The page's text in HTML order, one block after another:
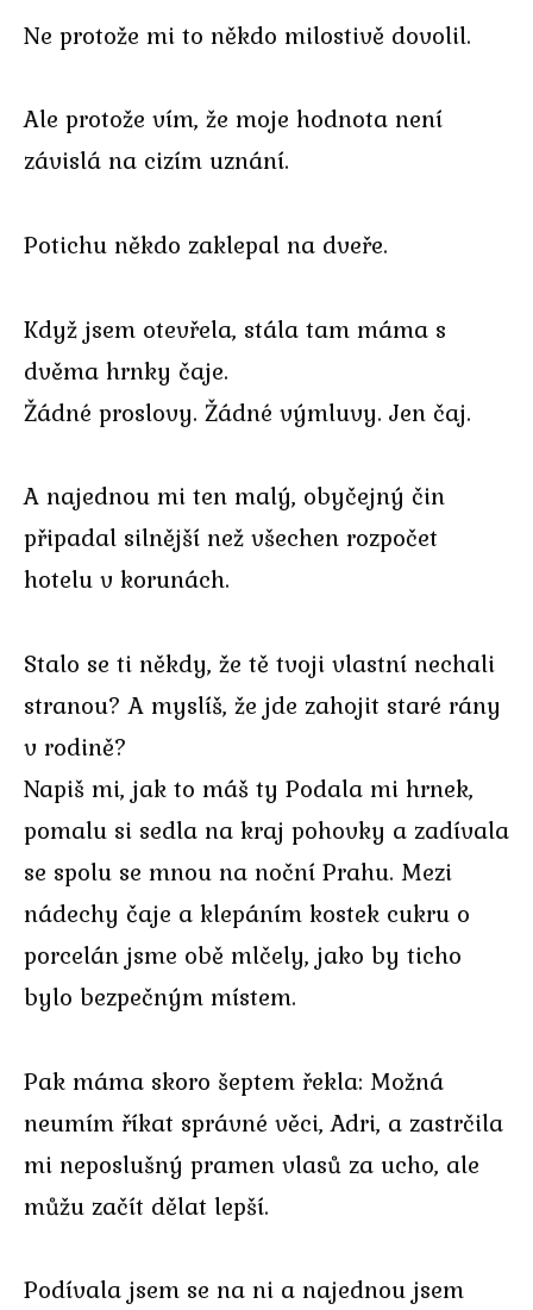
Ne protože mi to někdo milostivě dovolil.
Ale protože vím, že moje hodnota není
závislá na cizím uznání.
Potichu někdo zaklepal na dveře.
Když jsem otevřela, stála tam máma s
dvěma hrnky čaje.
Žádné proslovy. Žádné výmluvy. Jen čaj.
A najednou mi ten malý, obyčejný čin
připadal silnější než všechen rozpočet
hotelu v korunách.
Stalo se ti někdy, že tě tvoji vlastní nechali
stranou? A myslíš, že jde zahojit staré rány
v rodině?
Napiš mi, jak to máš ty Podala mi hrnek,
pomalu si sedla na kraj pohovky a zadívala
se spolu se mnou na noční Prahu. Mezi
nádechy čaje a klepáním kostek cukru o
porcelán jsme obě mlčely, jako by ticho
bylo bezpečným místem.
Pak máma skoro šeptem řekla: Možná
neumím říkat správné věci, Adri, a zastrčila
mi neposlušný pramen vlasů za ucho, ale
můžu začít dělat lepší.
Podívala jsem se na ni a najednou jsem